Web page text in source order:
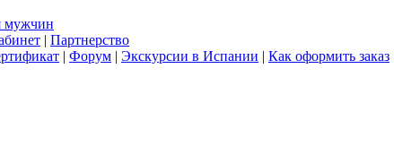
мужчин
| Партнерство
| Форум | Экскурсии в Испании | Как оформить заказ